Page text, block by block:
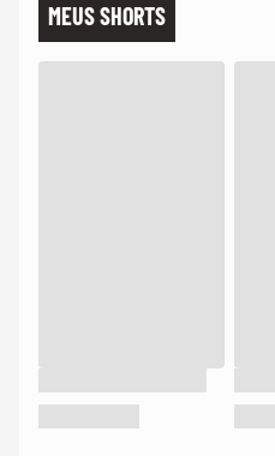
MEUS SHORTS